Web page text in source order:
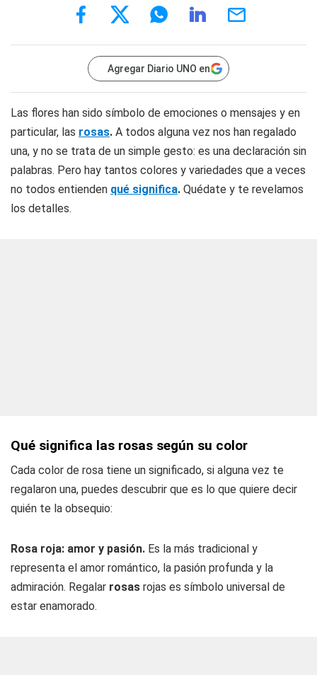
Agregar Diario UNO en
Las flores han sido símbolo de emociones o mensajes y en
particular, las rosas. A todos alguna vez nos han regalado
una, y no se trata de un simple gesto: es una declaración sin
palabras. Pero hay tantos colores y variedades que a veces
no todos entienden qué significa. Quédate y te revelamos
los detalles.
Qué significa las rosas según su color
Cada color de rosa tiene un significado, si alguna vez te
regalaron una, puedes descubrir que es lo que quiere decir
quién te la obsequio:
Rosa roja: amor y pasión. Es la más tradicional y
representa el amor romántico, la pasión profunda y la
admiración. Regalar rosas rojas es símbolo universal de
estar enamorado.